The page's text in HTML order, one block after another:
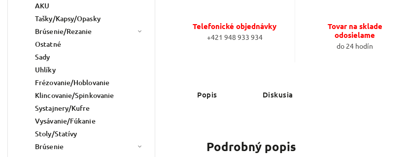
AKU
Tašky/Kapsy/Opasky
Brúsenie/Rezanie
Ostatné
Sady
Uhlíky
Frézovanie/Hoblovanie
Klincovanie/Spinkovanie
Systajnery/Kufre
Vysávanie/Fúkanie
Stoly/Statívy
Brúsenie
Telefonické objednávky
+421 948 933 934
Tovar na sklade
odosielame
do 24 hodín
Popis Diskusia
Podrobný popis